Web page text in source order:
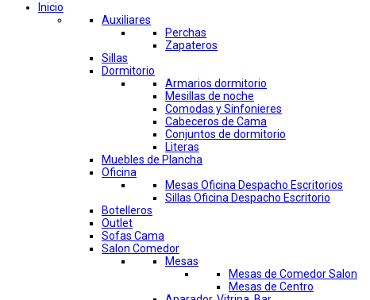
Inicio
Auxiliares
Perchas
Zapateros
Sillas
Dormitorio
Armarios dormitorio
Mesillas de noche
Comodas y Sinfonieres
Cabeceros de Cama
Conjuntos de dormitorio
Literas
Muebles de Plancha
Oficina
Mesas Oficina Despacho Escritorios
Sillas Oficina Despacho Escritorio
Botelleros
Outlet
Sofas Cama
Salon Comedor
Mesas
Mesas de Comedor Salon
Mesas de Centro